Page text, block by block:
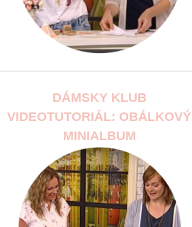
DÁMSKY KLUB
VIDEOTUTORIÁL: OBÁLKOVÝ
MINIALBUM